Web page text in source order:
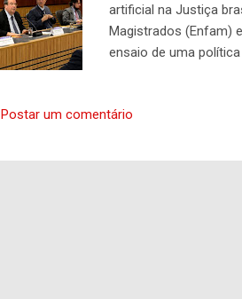
artificial na Justiça
Magistrados (Enfam)
ensaio de uma
desenvolvida a partir
Postar um comentário